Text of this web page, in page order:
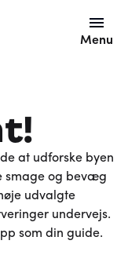
Menu
at udforske byen
smage og bevæg
udvalgte
undervejs.
som din guide.